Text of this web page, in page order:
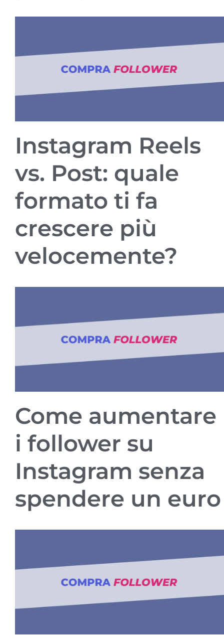
Instagram Reels
vs. Post: quale
formato ti fa
crescere più
velocemente?
Come aumentare
i follower su
Instagram senza
spendere un euro